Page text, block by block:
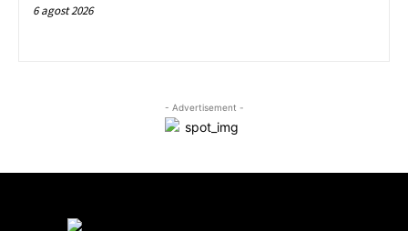
6 agost 2026
- Advertisement -